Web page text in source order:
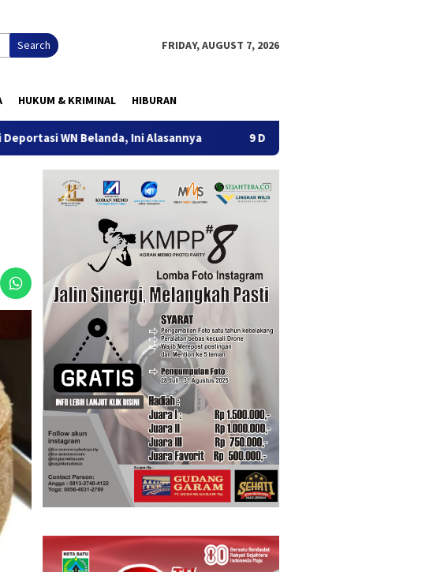
Search FRIDAY, AUGUST 7, 2026
HUKUM & KRIMINAL HIBURAN
Belanda, Ini Alasannya 9 Desa di 6 Kecamatan Tulungagung Alami